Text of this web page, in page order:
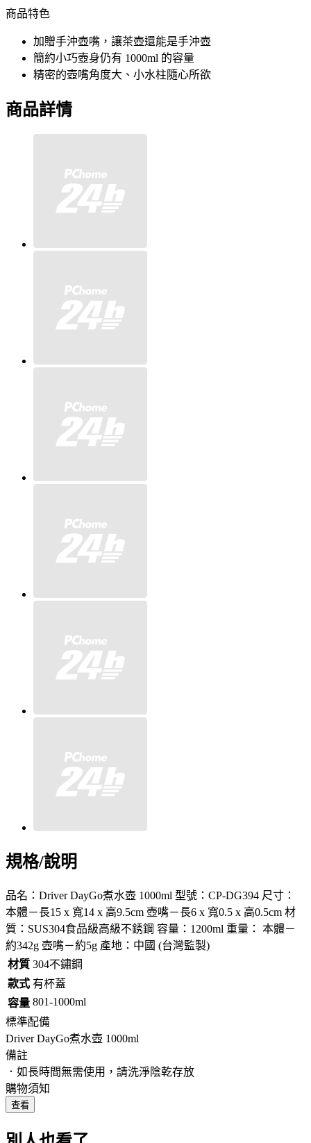
商品特色
加贈手沖壺嘴，讓茶壺還能是手沖壺
簡約小巧壺身仍有 1000ml 的容量
精密的壺嘴角度大、小水柱隨心所欲
商品詳情
規格/說明
品名：Driver DayGo煮水壺 1000ml 型號：CP-DG394 尺寸：
本體－長15 x 寬14 x 高9.5cm 壺嘴－長6 x 寬0.5 x 高0.5cm 材
質：SUS304食品級高級不銹鋼 容量：1200ml 重量： 本體－
約342g 壺嘴－約5g 產地：中國 (台灣監製)
材質 304不鏽鋼
款式 有杯蓋
容量 801-1000ml
標準配備
Driver DayGo煮水壺 1000ml
備註
．如長時間無需使用，請洗淨陰乾存放
購物須知
查看